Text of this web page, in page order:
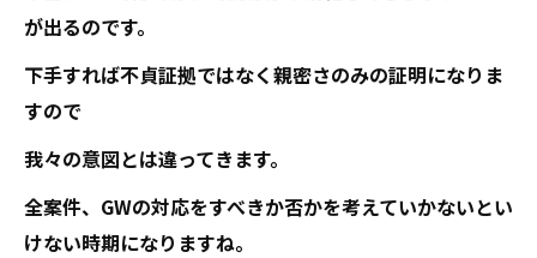
が出るのです。
下手すれば不貞証拠ではなく親密さのみの証明になりま
すので
我々の意図とは違ってきます。
全案件、GWの対応をすべきか否かを考えていかないとい
けない時期になりますね。